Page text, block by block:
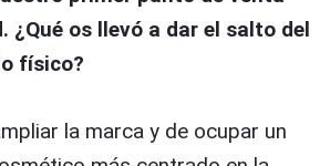
¿Qué os llevó a dar el salto del
físico?
la marca y de ocupar un